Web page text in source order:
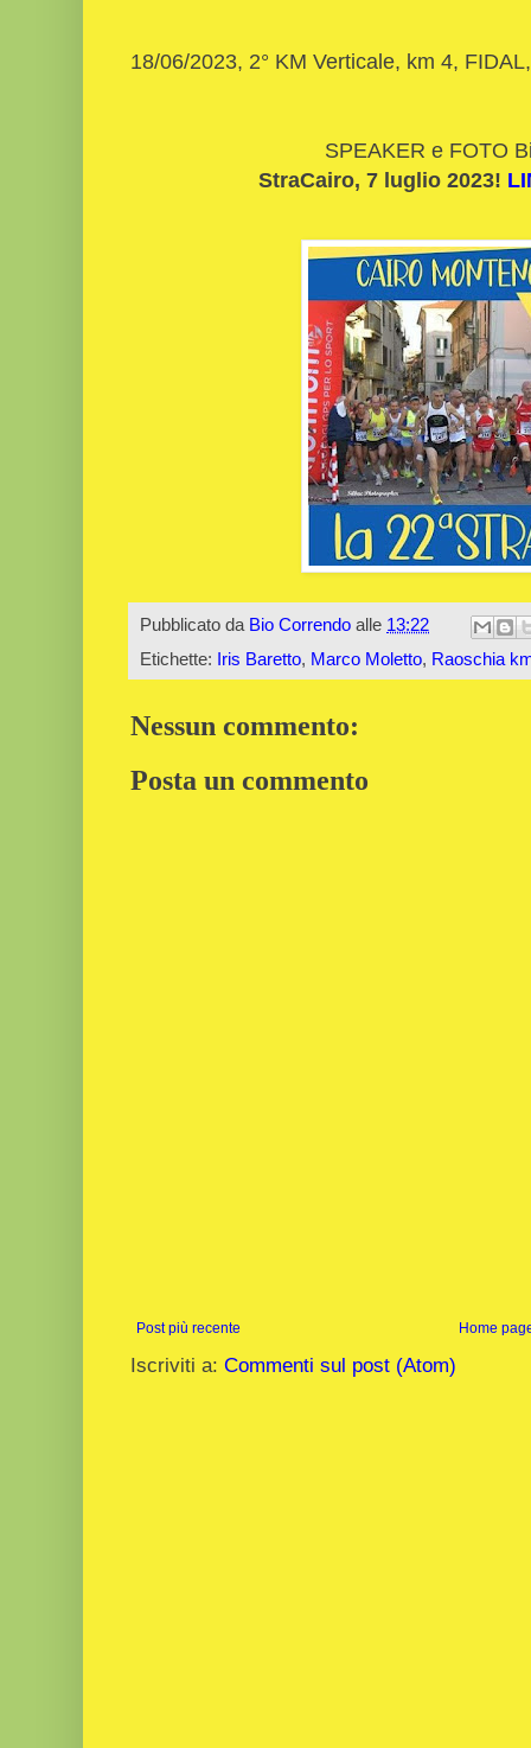
18/06/2023, 2° KM Verticale, km 4,
SPEAKER e FOTO
StraCairo, 7 luglio 2023!
Pubblicato da Bio Correndo alle 13:22
Etichette: Iris Baretto, Marco Moletto, Raoschia
Nessun commento:
Posta un commento
Post più recente Home
Iscriviti a: Commenti sul post (Atom)